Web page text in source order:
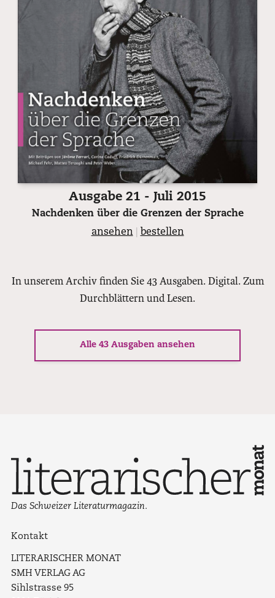
Ausgabe 21 - Juli 2015
Nachdenken über die Grenzen der Sprache
ansehen
bestellen
In unserem Archiv finden Sie 43 Ausgaben. Digital. Zum
Durchblättern und Lesen.
Alle 43 Ausgaben ansehen
Das Schweizer Literaturmagazin.
Kontakt
LITERARISCHER MONAT
SMH VERLAG AG
Sihlstrasse 95